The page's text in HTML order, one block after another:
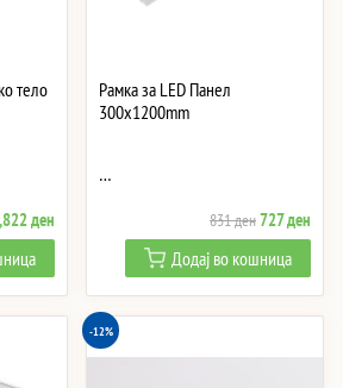
тело
ден.
денCurrent
price
is:
1,822 ден.
Рамка за LED Панел
300x1200mm
…
831денOriginal
price
was:
831 ден.
727ден
price
is:
727
Додај во кошница
-12%